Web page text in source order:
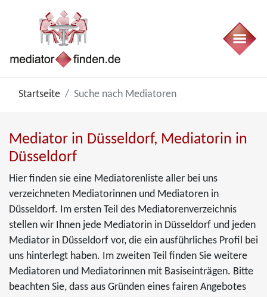
Startseite Suche nach Mediatoren
Mediator in Düsseldorf, Mediatorin in
Düsseldorf
Hier finden sie eine Mediatorenliste aller bei uns
verzeichneten Mediatorinnen und Mediatoren in
Düsseldorf. Im ersten Teil des Mediatorenverzeichnis
stellen wir Ihnen jede Mediatorin in Düsseldorf und jeden
Mediator in Düsseldorf vor, die ein ausführliches Profil bei
uns hinterlegt haben. Im zweiten Teil finden Sie weitere
Mediatoren und Mediatorinnen mit Basiseinträgen. Bitte
beachten Sie, dass aus Gründen eines fairen Angebotes